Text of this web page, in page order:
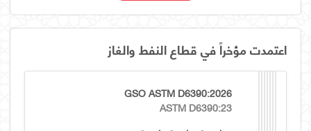
اعتمدت مؤخراً في قطاع النفط والغاز
GSO ASTM D6390:2026
ASTM D6390:23